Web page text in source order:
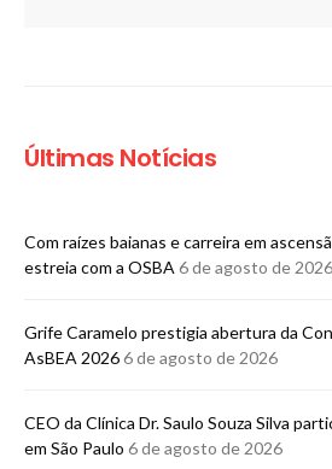
Últimas Notícias
Com raízes baianas e carreira em
estreia com a OSBA 6 de agosto de 2026
Grife Caramelo prestigia abertura da
AsBEA 20266 de agosto de 2026
CEO da Clínica Dr. Saulo Souza Silva
em São Paulo 6 de agosto de 2026